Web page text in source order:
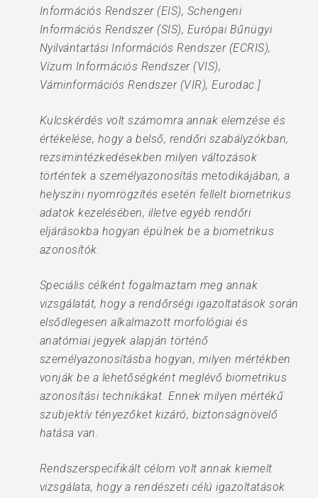
Információs Rendszer (EIS), Schengeni
Információs Rendszer (SIS), Európai Bűnügyi
Nyilvántartási Információs Rendszer (ECRIS),
Vízum Információs Rendszer (VIS),
Váminformációs Rendszer (VIR), Eurodac.]
Kulcskérdés volt számomra annak elemzése és
értékelése, hogy a belső, rendőri szabályzókban,
rezsimintézkedésekben milyen változások
történtek a személyazonosítás metodikájában, a
helyszíni nyomrögzítés esetén fellelt biometrikus
adatok kezelésében, illetve egyéb rendőri
eljárásokba hogyan épülnek be a biometrikus
azonosítók.
Speciális célként fogalmaztam meg annak
vizsgálatát, hogy a rendőrségi igazoltatások során
elsődlegesen alkalmazott morfológiai és
anatómiai jegyek alapján történő
személyazonosításba hogyan, milyen mértékben
vonják be a lehetőségként meglévő biometrikus
azonosítási technikákat. Ennek milyen mértékű
szubjektív tényezőket kizáró, biztonságnövelő
hatása van.
Rendszerspecifikált célom volt annak kiemelt
vizsgálata, hogy a rendészeti célú igazoltatások